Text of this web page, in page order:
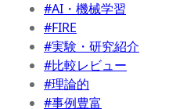
#AI・機械学習
#FIRE
#実験・研究紹介
#比較レビュー
#理論的
#事例豊富